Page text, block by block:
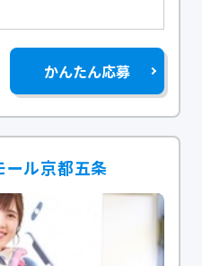
かんたん応募
ール京都五条